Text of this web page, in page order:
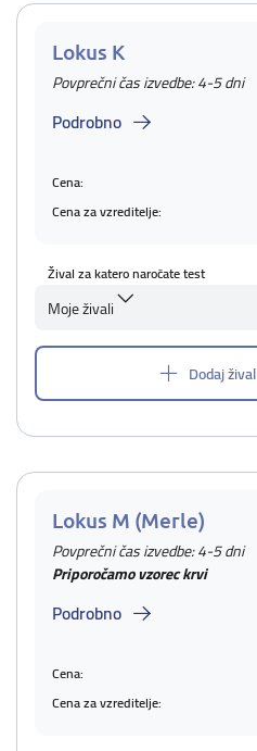
Lokus K
Povprečni čas izvedbe: 4-5 dni
Podrobno
Cena:
Cena za vzreditelje:
Žival za katero naročate test
Moje živali
Dodaj žival
Lokus M (Merle)
Povprečni čas izvedbe: 4-5 dni
Priporočamo vzorec krvi
Podrobno
Cena:
Cena za vzreditelje: